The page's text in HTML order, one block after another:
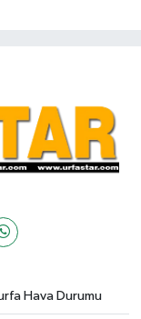
Hava Durumu